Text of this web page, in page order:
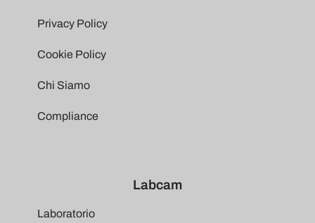
Privacy Policy
Cookie Policy
Chi Siamo
Compliance
Labcam
Laboratorio